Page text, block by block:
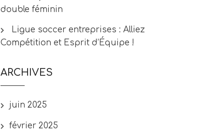
double féminin
Ligue soccer entreprises : Alliez
Compétition et Esprit d’Équipe !
ARCHIVES
juin 2025
février 2025